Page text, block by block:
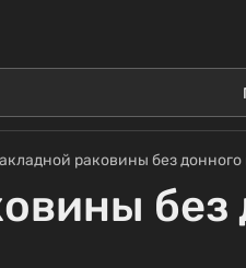
раковины без донного
без